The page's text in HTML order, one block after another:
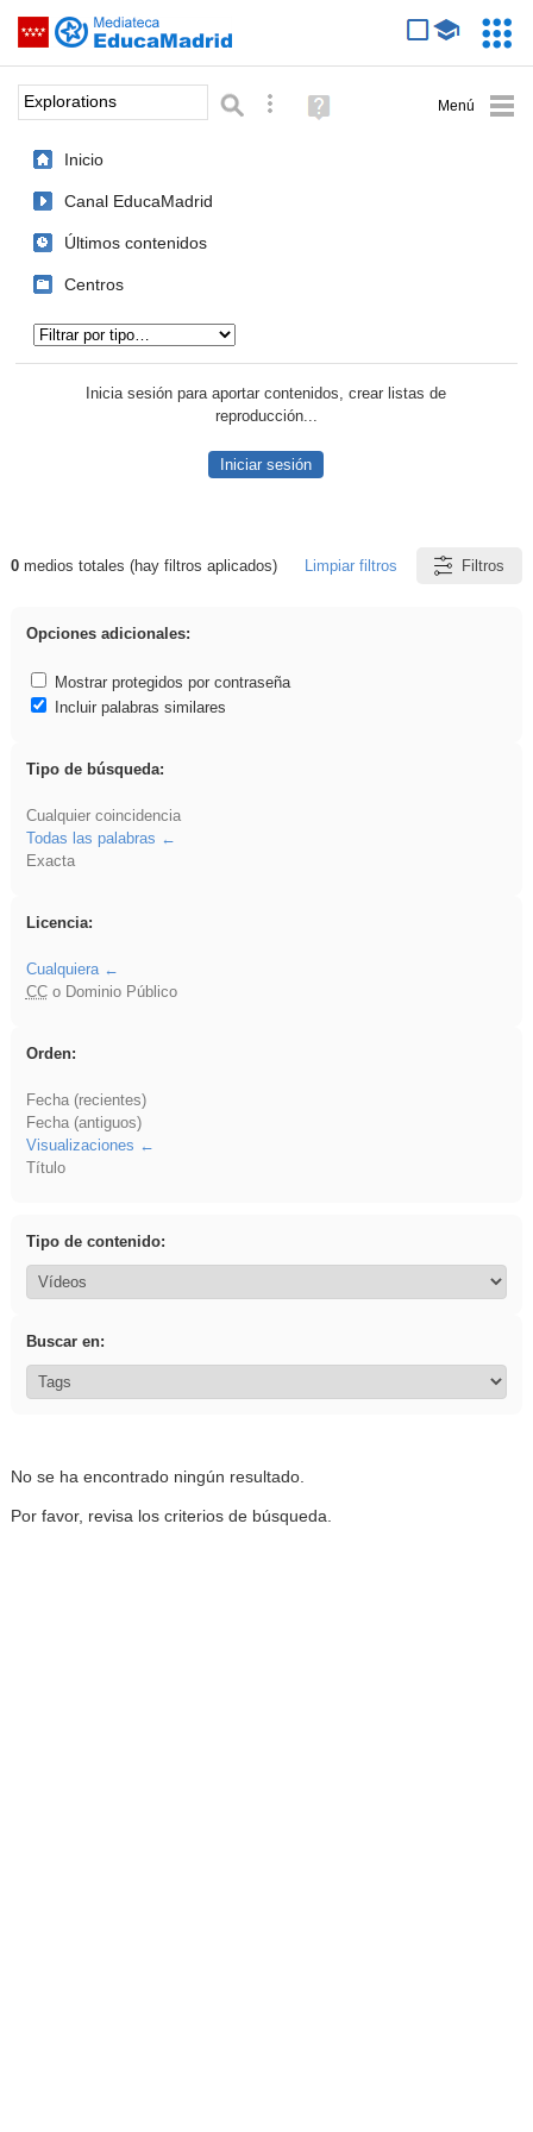
Saltar navegación
Palabra o frase: Búsqueda avanzada
Ayuda
(en
Inicio
Canal EducaMadrid
Últimos contenidos
Centros
Inicia sesión para aportar contenidos, crear listas de
reproducción...
Iniciar sesión
Resultados de: Explorations
0medios totales (hay filtros aplicados) Limpiar filtros Filtros
Opciones adicionales:
Mostrar protegidos por contraseña
Incluir palabras similares
Tipo de búsqueda:
Cualquier coincidencia
Todas las palabras
Exacta
Licencia:
Cualquiera
CCo Dominio Público
Orden:
Fecha (recientes)
Fecha (antiguos)
Visualizaciones
Título
Tipo de contenido:
Buscar en:
No se ha encontrado ningún resultado.
Por favor, revisa los criterios de búsqueda.